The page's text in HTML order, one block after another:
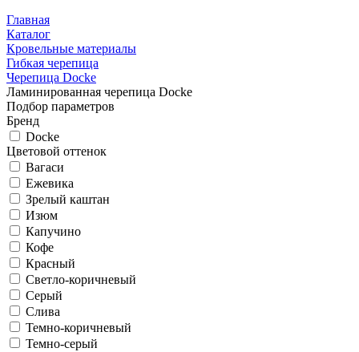
Главная
Каталог
Кровельные материалы
Гибкая черепица
Черепица Docke
Ламинированная черепица Docke
Подбор параметров
Бренд
Docke
Цветовой оттенок
Вагаси
Ежевика
Зрелый каштан
Изюм
Капучино
Кофе
Красный
Светло-коричневый
Серый
Слива
Темно-коричневый
Темно-серый